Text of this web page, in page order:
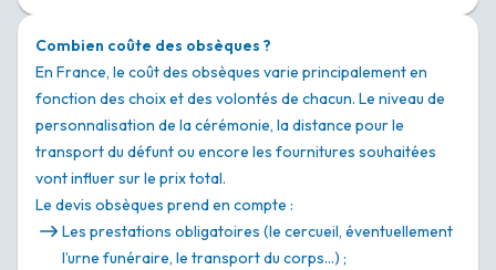
Combien coûte des obsèques ?
En France, le coût des obsèques varie principalement en
fonction des choix et des volontés de chacun. Le niveau de
personnalisation de la cérémonie, la distance pour le
transport du défunt ou encore les fournitures souhaitées
vont influer sur le prix total.
Le devis obsèques prend en compte :
Les prestations obligatoires (le cercueil, éventuellement
l’urne funéraire, le transport du corps…) ;